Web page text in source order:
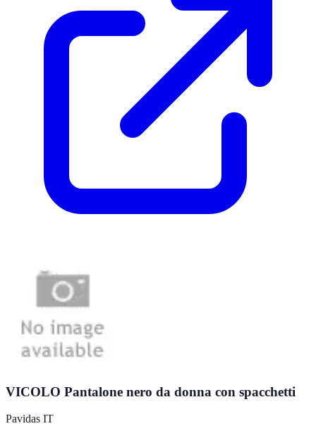
VICOLO Pantalone nero da donna con spacchetti
Pavidas IT